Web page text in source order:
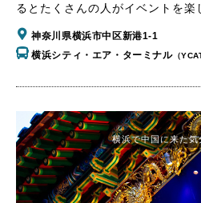
るとたくさんの人がイベントを楽
神奈川県横浜市中区新港1-1
横浜シティ・エア・ターミナル（
横浜で中国に来た気